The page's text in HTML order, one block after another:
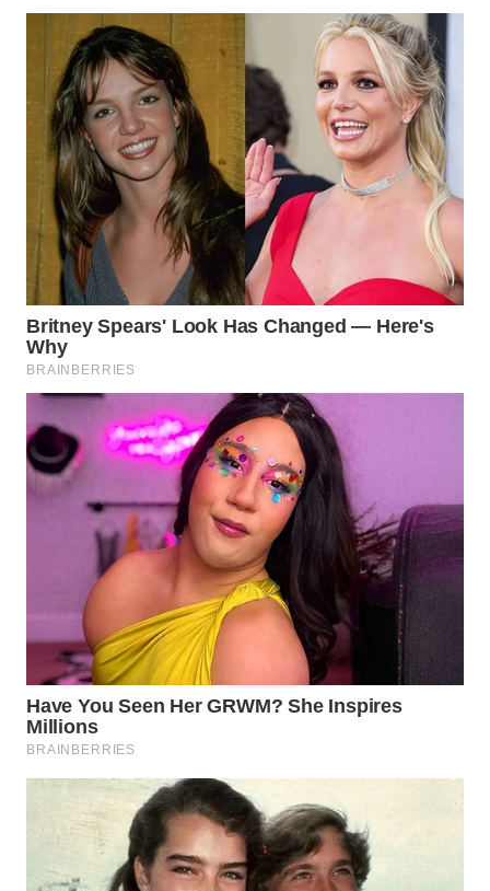
KALTIM
WN
SULSEL
WN
GORONTALO
WN
SULUT
WN
MALUKU
WN
MALUT
DANAU
TOBA
NIAS
WN
TAPANULI